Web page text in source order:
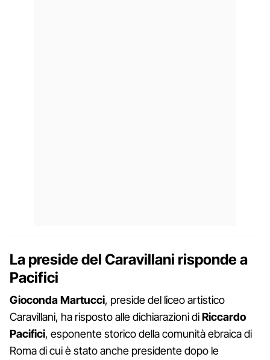
La preside del Caravillani risponde a
Pacifici
Gioconda Martucci, preside del liceo artistico
Caravillani, ha risposto alle dichiarazioni diRiccardo
Pacifici, esponente storico della comunità ebraica di
Roma di cui è stato anche presidente dopo le